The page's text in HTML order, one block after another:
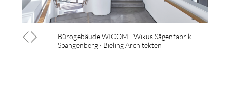
Bürogebäude WICOM · Wikus Sägenfabrik
Spangenberg · Bieling Architekten